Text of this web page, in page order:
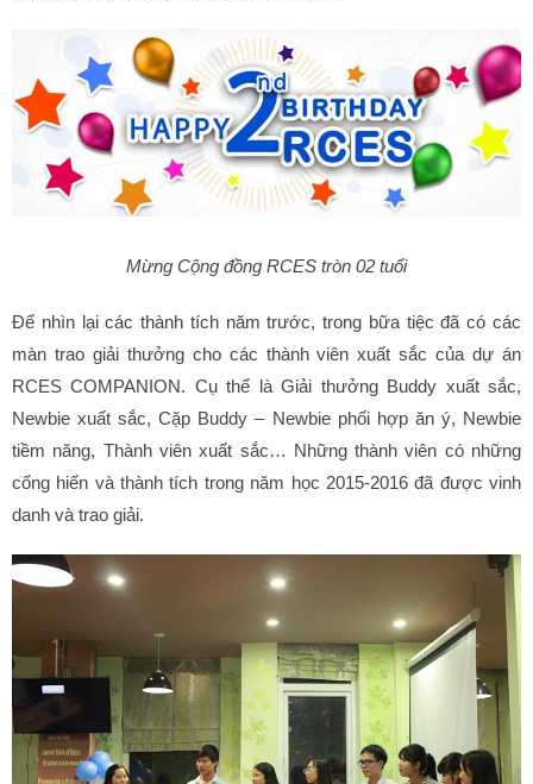
Mừng Cộng đồng RCES tròn 02 tuổi
Để nhìn lại các thành tích năm trước, trong bữa tiệc đã có các
màn trao giải thưởng cho các thành viên xuất sắc của dự án
RCES COMPANION. Cụ thể là Giải thưởng Buddy xuất sắc,
Newbie xuất sắc, Cặp Buddy – Newbie phối hợp ăn ý, Newbie
tiềm năng, Thành viên xuất sắc… Những thành viên có những
cống hiến và thành tích trong năm học 2015-2016 đã được vinh
danh và trao giải.